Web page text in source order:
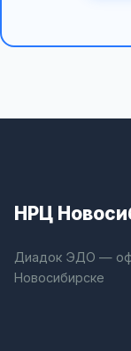
НРЦ
Диадок ЭДО —
Новосибирске